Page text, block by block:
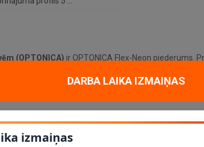
(OPTONICA) ir OPTONICA Flex-Neon piederums.
prasības.
DARBA LAIKA IZMAIŅAS
izmaiņas